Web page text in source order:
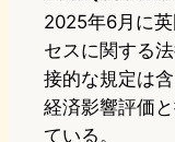
2025年6月に
セスに関する
接的な規定は
経済影響評価
ている。